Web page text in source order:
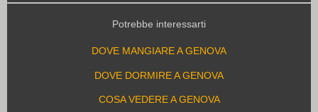
Potrebbe interessarti
DOVE MANGIARE A GENOVA
DOVE DORMIRE A GENOVA
COSA VEDERE A GENOVA